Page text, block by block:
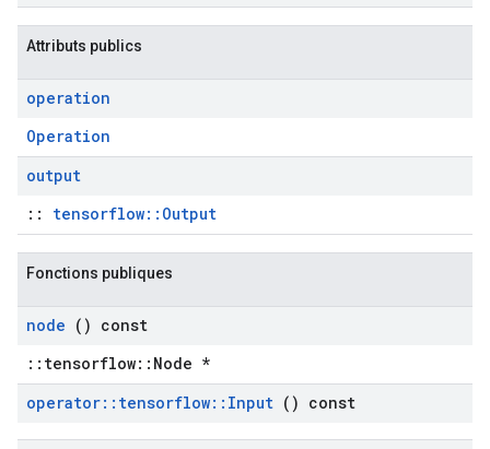
Attributs publics
operation
Operation
output
:: tensorflow::Output
Fonctions publiques
node () const
::tensorflow::Node *
operator:: tensorflow:: Input () const